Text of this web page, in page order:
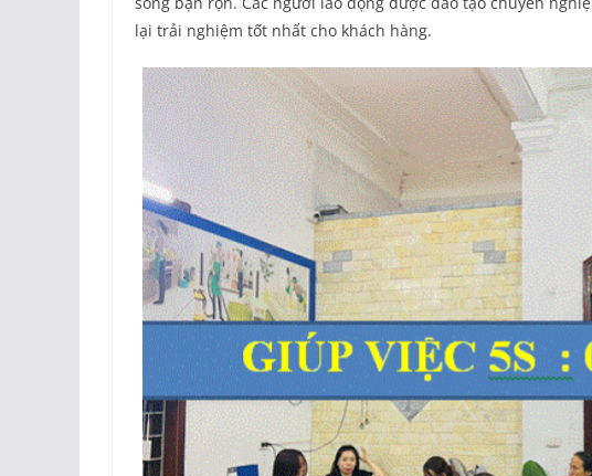
lại trải nghiệm tốt nhất cho khách hàng.